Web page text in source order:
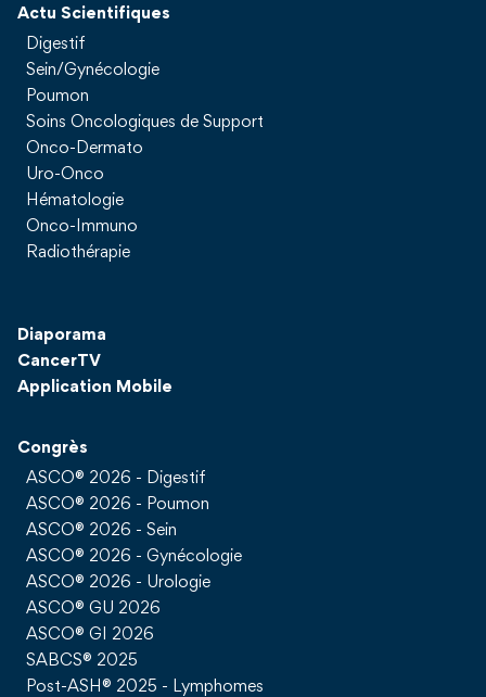
Actu Scientifiques
Digestif
Sein/Gynécologie
Poumon
Soins Oncologiques de Support
Onco-Dermato
Uro-Onco
Hématologie
Onco-Immuno
Radiothérapie
Diaporama
CancerTV
Application Mobile
Congrès
ASCO® 2026 - Digestif
ASCO® 2026 - Poumon
ASCO® 2026 - Sein
ASCO® 2026 - Gynécologie
ASCO® 2026 - Urologie
ASCO® GU 2026
ASCO® GI 2026
SABCS® 2025
Post-ASH® 2025 - Lymphomes